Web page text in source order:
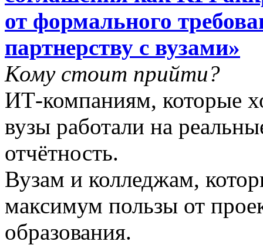
от формального
партнерству с вузами»
Кому стоит прийти?
ИТ-компаниям, которые
вузы работали на
отчётность.
Вузам и колледжам,
максимум пользы от
образования.